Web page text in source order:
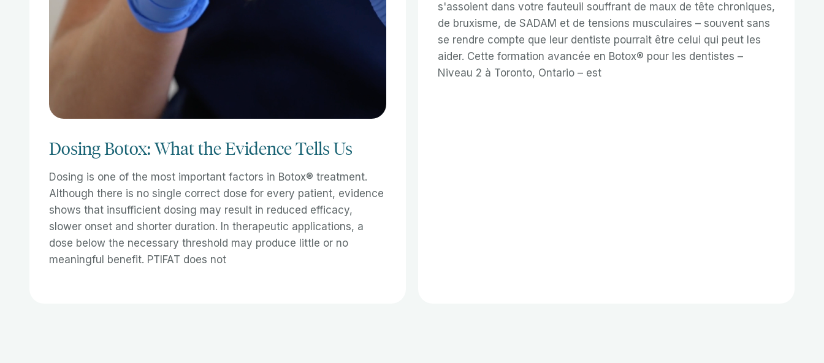
Dosing Botox: What the Evidence Tells Us
Dosing is one of the most important factors in Botox® treatment.
Although there is no single correct dose for every patient, evidence
shows that insufficient dosing may result in reduced efficacy,
slower onset and shorter duration. In therapeutic applications, a
dose below the necessary threshold may produce little or no
meaningful benefit. PTIFAT does not
s'assoient dans votre fauteuil souffrant de maux de tête chroniques,
de bruxisme, de SADAM et de tensions musculaires – souvent sans
se rendre compte que leur dentiste pourrait être celui qui peut les
aider. Cette formation avancée en Botox® pour les dentistes –
Niveau 2 à Toronto, Ontario – est